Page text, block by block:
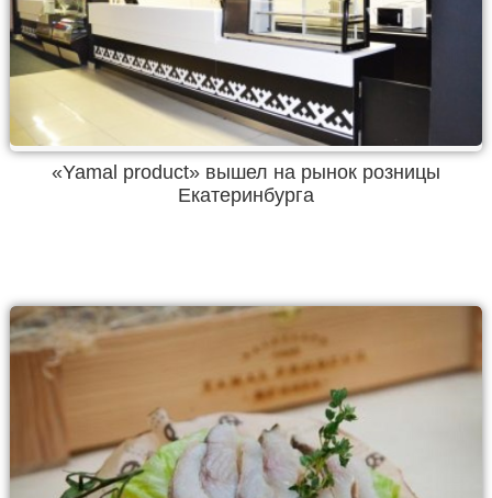
«Yamal product» вышел на рынок розницы
Екатеринбурга